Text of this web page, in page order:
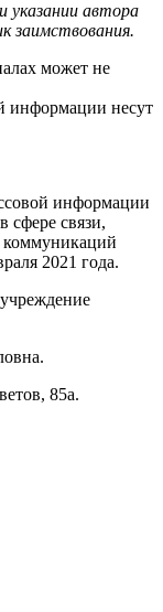
указании автора
заимствования.
может не
информации несут
информации
сфере связи,
2021 года.
85а.